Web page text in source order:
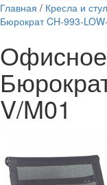
Главная / Кресла и
Бюрократ CH-993-
V/M01